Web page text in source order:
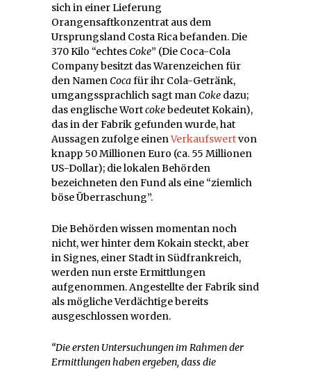
sich in einer Lieferung
Orangensaftkonzentrat aus dem
Ursprungsland Costa Rica befanden. Die
370 Kilo “echtesCoke” (Die Coca-Cola
Company besitzt das Warenzeichen für
den NamenCocafür ihr Cola-Getränk,
umgangssprachlich sagt manCoke dazu;
das englische Wortcokebedeutet Kokain),
das in der Fabrik gefunden wurde, hat
Aussagen zufolge einenVerkaufswertvon
knapp 50 Millionen Euro (ca. 55 Millionen
US-Dollar); die lokalen Behörden
bezeichneten den Fund als eine “ziemlich
böse Überraschung”.
Die Behörden wissen momentan noch
nicht, wer hinter dem Kokain steckt, aber
in Signes, einer Stadt in Südfrankreich,
werden nun erste Ermittlungen
aufgenommen. Angestellte der Fabrik sind
als mögliche Verdächtige bereits
ausgeschlossen worden.
“Die ersten Untersuchungen im Rahmen der
Ermittlungen haben ergeben, dass die